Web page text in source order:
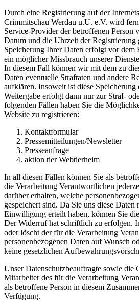
Durch eine Registrierung auf der
Crimmitschau Werdau u.U. e.V. wird
Service-Provider der betroffenen Person
Datum und die Uhrzeit der Registrierung
Speicherung Ihrer Daten erfolgt vor dem
ein möglicher Missbrauch unserer
In diesem Fall können wir mit dem zu
Daten eventuelle Straftaten und andere
aufklären. Insoweit ist diese
Weitergabe erfolgt dann nur zur Straf-
folgenden Fällen haben Sie die
Website zu registrieren:
Kontaktformular
Pressemitteilungen/Newsletter
Presseanfrage
aktion tier Webtierheim
In all diesen Fällen können Sie als
die Verarbeitung Verantwortlichen
darüber erhalten, welche
gespeichert sind. Da Sie uns diese
Einwilligung erteilt haben, können Sie
Der Widerruf hat schriftlich zu erfolgen.
oder löscht der für die Verarbeitung
personenbezogenen Daten auf Wunsch
keine gesetzlichen
Unser Datenschutzbeauftragte sowie die
Mitarbeiter des für die Verarbeitung
als betroffene Person in diesem
Verfügung.